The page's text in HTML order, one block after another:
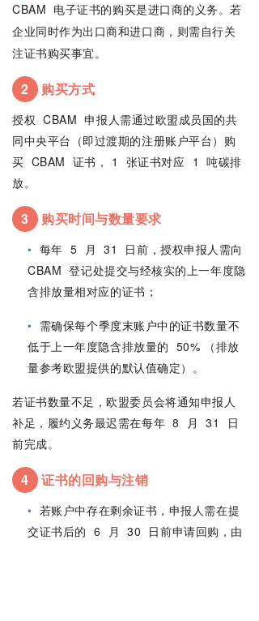
CBAM 电子证书的购买是进口商的义务。若
企业同时作为出口商和进口商，则需自行关
注证书购买事宜。
2 购买方式
授权 CBAM 申报人需通过欧盟成员国的共
同中央平台（即过渡期的注册账户平台）购
买 CBAM 证书， 1 张证书对应 1 吨碳排
放。
3 购买时间与数量要求
• 每年 5 月 31
日前，授权申报人需向
CBAM 登记处提交与经核实的上一年度隐
含排放量相对应的证书；
• 需确保每个季度末账户中的证书数量不
低于上一年度隐含排放量的 50% （排放
量参考欧盟提供的默认值确定）。
若证书数量不足，欧盟委员会将通知申报人
补足，履约义务最迟需在每年 8 月 31
日
前完成。
4 证书的回购与注销
• 若账户中存在剩余证书，申报人需在提
交证书后的 6 月 30 日前申请回购，由